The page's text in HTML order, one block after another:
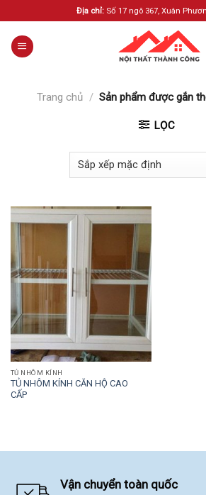
to
content
Địa chỉ: Số 17 ngõ 367, Xuân
Trang chủ / Sản phẩm được gắn
LỌC
TỦ NHÔM KÍNH
TỦ NHÔM KÍNH CĂN HỘ CAO
CẤP
Vận chuyển toàn quốc